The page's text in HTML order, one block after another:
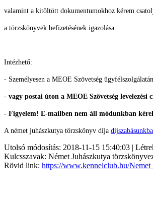
valamint a kitöltött dokumentumokhoz kérem
a törzskönyvek befizetésének igazolása.
Intézhető:
- Személyesen a MEOE Szövetség
- vagy postai úton a MEOE Szövetség levelezési
- Figyelem! E-mailben nem áll módunkban
A német juhászkutya törzskönyv díja
Utolsó módosítás: 2018-11-15 15:40:03 |
Kulcsszavak: Német Juhászkutya
Rövid link: https://www.kennelclub.hu/